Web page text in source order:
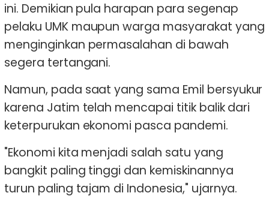
ini. Demikian pula harapan para segenap
pelaku UMK maupun warga masyarakat yang
menginginkan permasalahan di bawah
segera tertangani.
Namun, pada saat yang sama Emil bersyukur
karena Jatim telah mencapai titik balik dari
keterpurukan ekonomi pasca pandemi.
"Ekonomi kita menjadi salah satu yang
bangkit paling tinggi dan kemiskinannya
turun paling tajam di Indonesia," ujarnya.